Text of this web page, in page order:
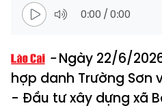
0:00 /0:00
Ngày 22/6/
hợp danh Trường Sơn
- Đầu tư xây dựng xã